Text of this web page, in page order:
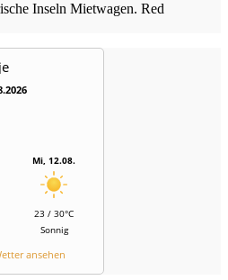
Inseln Mietwagen. Red
Mi, 12.08.
23 / 30°C
Sonnig
ansehen